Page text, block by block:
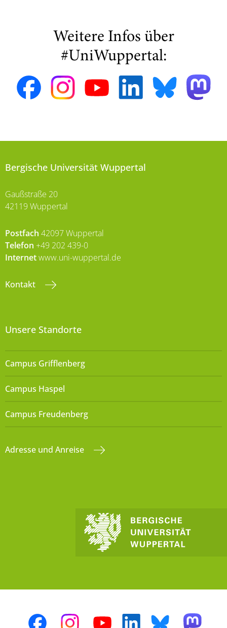
Weitere Infos über
#UniWuppertal:
Bergische Universität Wuppertal
Gaußstraße 20
42119 Wuppertal
Postfach 42097 Wuppertal
Telefon +49 202 439-0
Internetwww.uni-wuppertal.de
Kontakt
Unsere Standorte
Campus Grifflenberg
Campus Haspel
Campus Freudenberg
Adresse und Anreise